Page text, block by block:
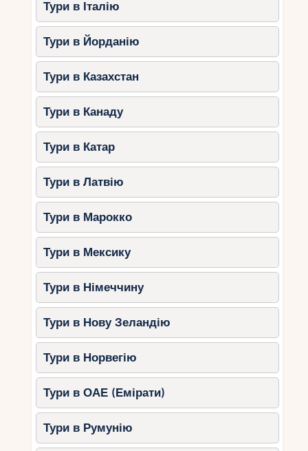
Тури в Італію
Тури в Йорданію
Тури в Казахстан
Тури в Канаду
Тури в Катар
Тури в Латвію
Тури в Марокко
Тури в Мексику
Тури в Німеччину
Тури в Нову Зеландію
Тури в Норвегію
Тури в ОАЕ (Емірати)
Тури в Румунію